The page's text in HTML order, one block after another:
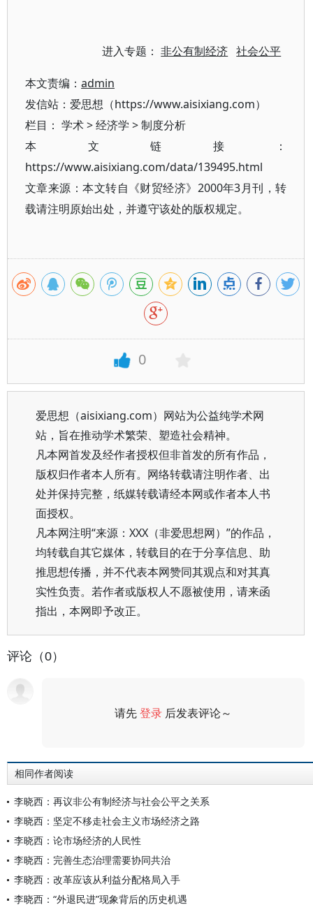
进入专题：非公有制经济 社会公平
本文责编： admin
发信站：爱思想（https://www.aisixiang.com）
栏目： 学术>经济学 >制度分析
本文链接：
https://www.aisixiang.com/data/139495.html
文章来源：本文转自《财贸经济》2000年3月刊，转
载请注明原始出处，并遵守该处的版权规定。
0
爱思想（aisixiang.com）网站为公益纯学术网
站，旨在推动学术繁荣、塑造社会精神。
凡本网首发及经作者授权但非首发的所有作品，
版权归作者本人所有。网络转载请注明作者、出
处并保持完整，纸媒转载请经本网或作者本人书
面授权。
凡本网注明“来源：XXX（非爱思想网）”的作品，
均转载自其它媒体，转载目的在于分享信息、助
推思想传播，并不代表本网赞同其观点和对其真
实性负责。若作者或版权人不愿被使用，请来函
指出，本网即予改正。
评论（0）
请先登录 后发表评论～
相同作者阅读
李晓西：再议非公有制经济与社会公平之关系
李晓西：坚定不移走社会主义市场经济之路
李晓西：论市场经济的人民性
李晓西：完善生态治理需要协同共治
李晓西：改革应该从利益分配格局入手
李晓西：“外退民进”现象背后的历史机遇